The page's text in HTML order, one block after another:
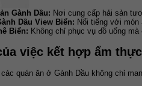
Gành Dầu: Nơi cung cấp hải sản
Dầu View Biển: Nổi tiếng với món
Biển: Không chỉ phục vụ đồ uống
việc kết hợp ẩm
quán ăn ở Gành Dầu không chỉ